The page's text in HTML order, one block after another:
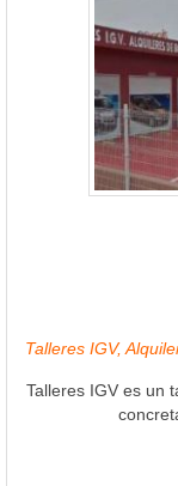
Talleres IGV,
Talleres IGV es un